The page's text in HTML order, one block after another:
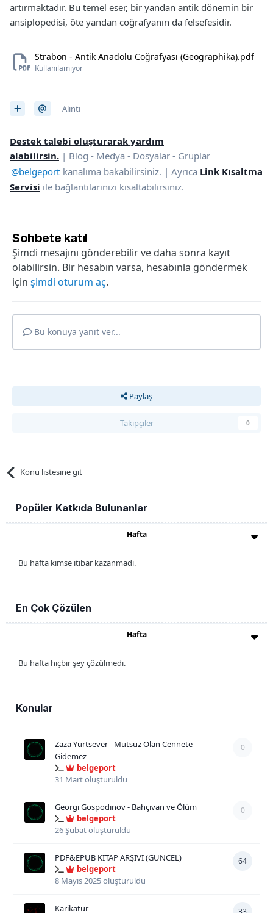
artırmaktadır. Bu temel eser, bir yandan antik dönemin bir
ansiplopedisi, öte yandan coğrafyanın da felsefesidir.
Strabon - Antik Anadolu Coğrafyası (Geographika).pdf
Kullanılamıyor
Alıntı
Destek talebi oluşturarak yardım
alabilirsin. | Blog - Medya - Dosyalar - Gruplar
@belgeport kanalıma bakabilirsiniz. | Ayrıca Link Kısaltma
Servisi ile bağlantılarınızı kısaltabilirsiniz.
Sohbete katıl
Şimdi mesajını gönderebilir ve daha sonra kayıt
olabilirsin. Bir hesabın varsa, hesabınla göndermek
için şimdi oturum aç.
Bu konuya yanıt ver...
Paylaş
Takipçiler 0
Konu listesine git
Popüler Katkıda Bulunanlar
Hafta
Bu hafta kimse itibar kazanmadı.
En Çok Çözülen
Hafta
Bu hafta hiçbir şey çözülmedi.
Konular
0
Zaza Yurtsever - Mutsuz Olan Cennete
Gidemez
belgeport
31 Martoluşturuldu
0
Georgi Gospodinov - Bahçıvan ve Ölüm
belgeport
26 Şubatoluşturuldu
64
PDF&EPUB KİTAP ARŞİVİ (GÜNCEL)
belgeport
8 Mayıs 2025oluşturuldu
Karikatür